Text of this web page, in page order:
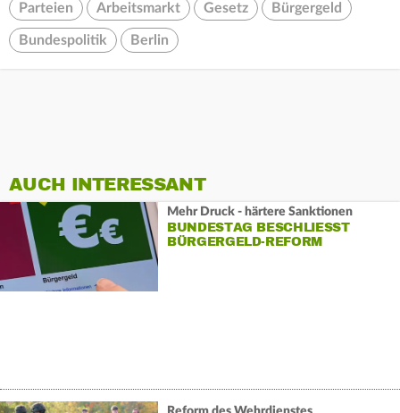
Parteien Arbeitsmarkt Gesetz Bürgergeld
Bundespolitik Berlin
AUCH INTERESSANT
Mehr Druck - härtere Sanktionen
BUNDESTAG BESCHLIESST B
ÜRGERGELD-REFORM